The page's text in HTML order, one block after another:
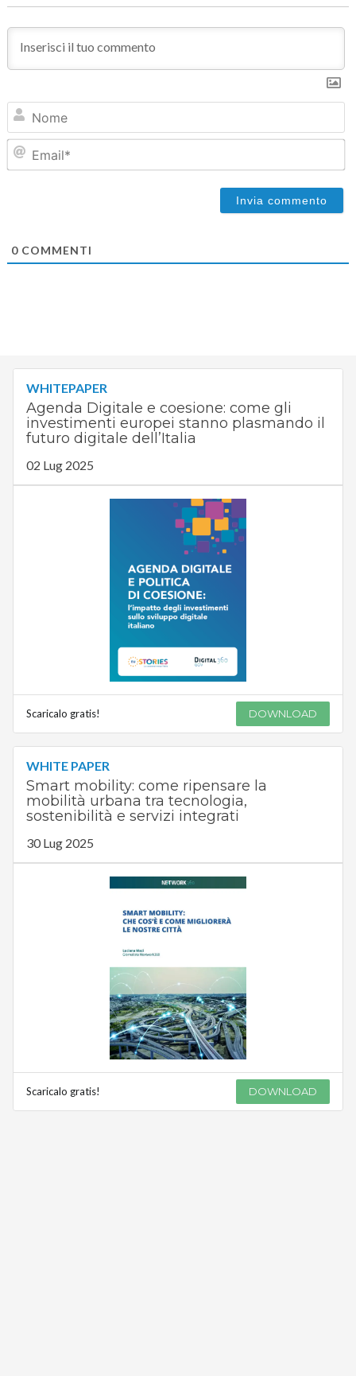
0COMMENTI
WHITEPAPER
Agenda Digitale e coesione: come gli
investimenti europei stanno plasmando il
futuro digitale dell’Italia
02 Lug 2025
Scaricalo gratis! DOWNLOAD
WHITE PAPER
Smart mobility: come ripensare la
mobilità urbana tra tecnologia,
sostenibilità e servizi integrati
30 Lug 2025
Scaricalo gratis! DOWNLOAD